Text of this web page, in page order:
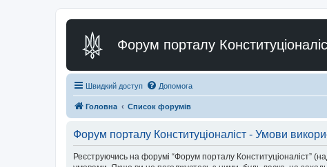
Форум порталу
Швидкий доступ Допомога
Головна Список форумів
Форум порталу Конституціоналіст - Умови
Реєструючись на форумі “Форум порталу Конституціоналіст”